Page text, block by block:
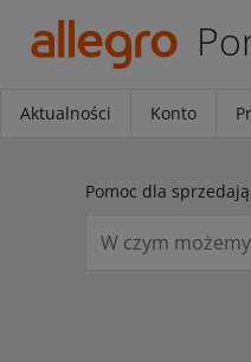
Aktualności Konto
Pomoc dla